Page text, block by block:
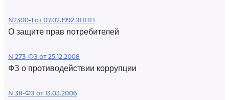
N2300-1 от 07.02.1992 ЗППП
О защите прав потребителей
N 273-ФЗ от 25.12.2008
ФЗ о противодействии коррупции
N 38-ФЗ от 13.03.2006